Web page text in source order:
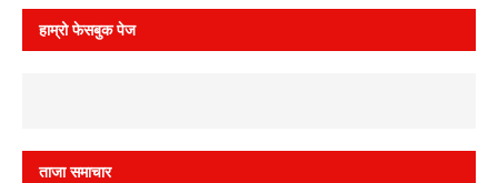
हाम्रो फेसबुक पेज
ताजा समाचार